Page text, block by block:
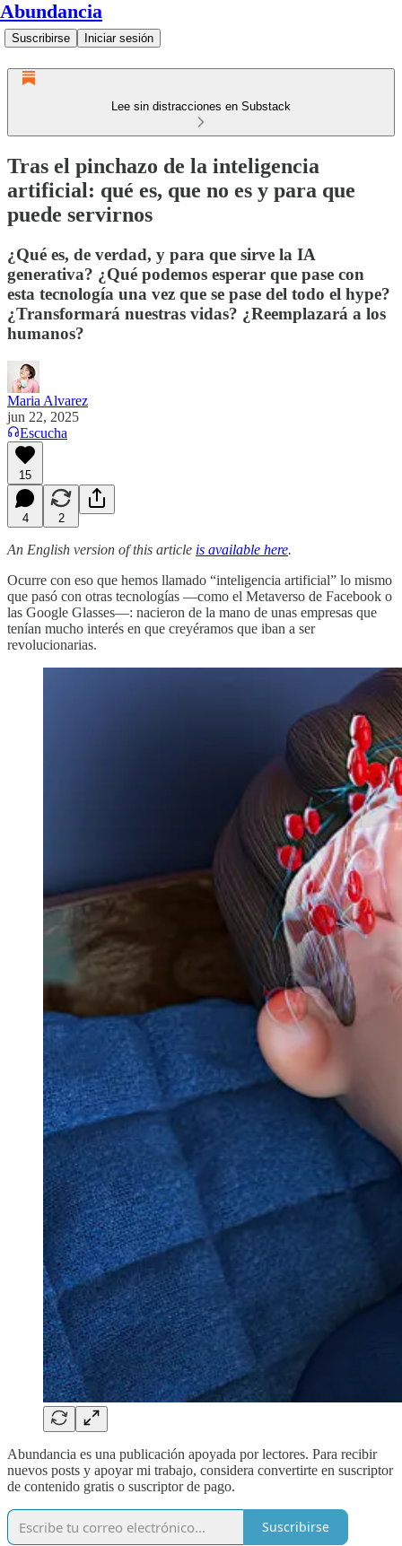
Abundancia
Suscribirse Iniciar sesión
Lee sin distracciones en Substack
Tras el pinchazo de la inteligencia
artificial: qué es, que no es y para que
puede servirnos
¿Qué es, de verdad, y para que sirve la IA
generativa? ¿Qué podemos esperar que pase con
esta tecnología una vez que se pase del todo el hype?
¿Transformará nuestras vidas? ¿Reemplazará a los
humanos?
Maria Alvarez
jun 22, 2025
Escucha
15
4 2
An English version of this article is available here.
Ocurre con eso que hemos llamado “inteligencia artificial” lo mismo
que pasó con otras tecnologías —como el Metaverso de Facebook o
las Google Glasses—: nacieron de la mano de unas empresas que
tenían mucho interés en que creyéramos que iban a ser
revolucionarias.
Abundancia es una publicación apoyada por lectores. Para recibir
nuevos posts y apoyar mi trabajo, considera convertirte en suscriptor
de contenido gratis o suscriptor de pago.
Suscribirse